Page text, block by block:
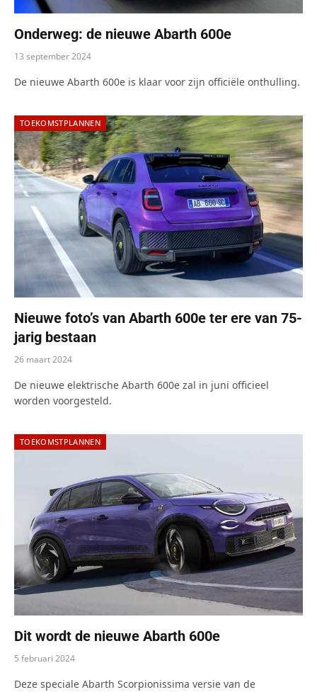
Onderweg: de nieuwe Abarth 600e
13 september 2024
De nieuwe Abarth 600e is klaar voor zijn officiële onthulling.
TOEKOMSTPLANNEN
Nieuwe foto’s van Abarth 600e ter ere van 75-
jarig bestaan
26 maart 2024
De nieuwe elektrische Abarth 600e zal in juni officieel
worden voorgesteld.
TOEKOMSTPLANNEN
Dit wordt de nieuwe Abarth 600e
5 februari 2024
Deze speciale Abarth Scorpionissima versie van de